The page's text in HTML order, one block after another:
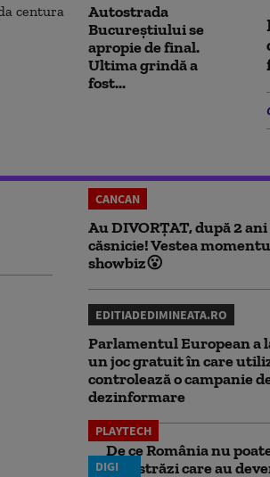
Autostrada
Bucureștiului se
apropie de final.
Ultima grindă a
fost...
CANCAN
Au DIVORȚAT, după 2 ani
căsnicie! Vestea
showbiz😮
EDITIADEDIMINEATA.RO
Parlamentul European a
un joc gratuit în care
controlează o campanie
dezinformare
PLAYTECH
De ce România nu
autostrăzi care au
DIGI